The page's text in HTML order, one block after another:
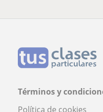
Términos y
Política de cookies